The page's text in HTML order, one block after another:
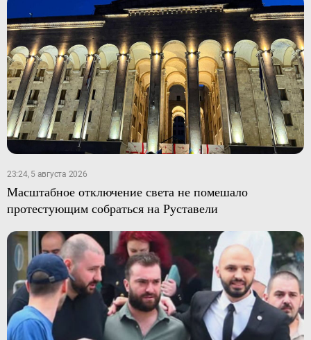
23:24, 5 августа 2026
Масштабное отключение света не помешало
протестующим собраться на Руставели